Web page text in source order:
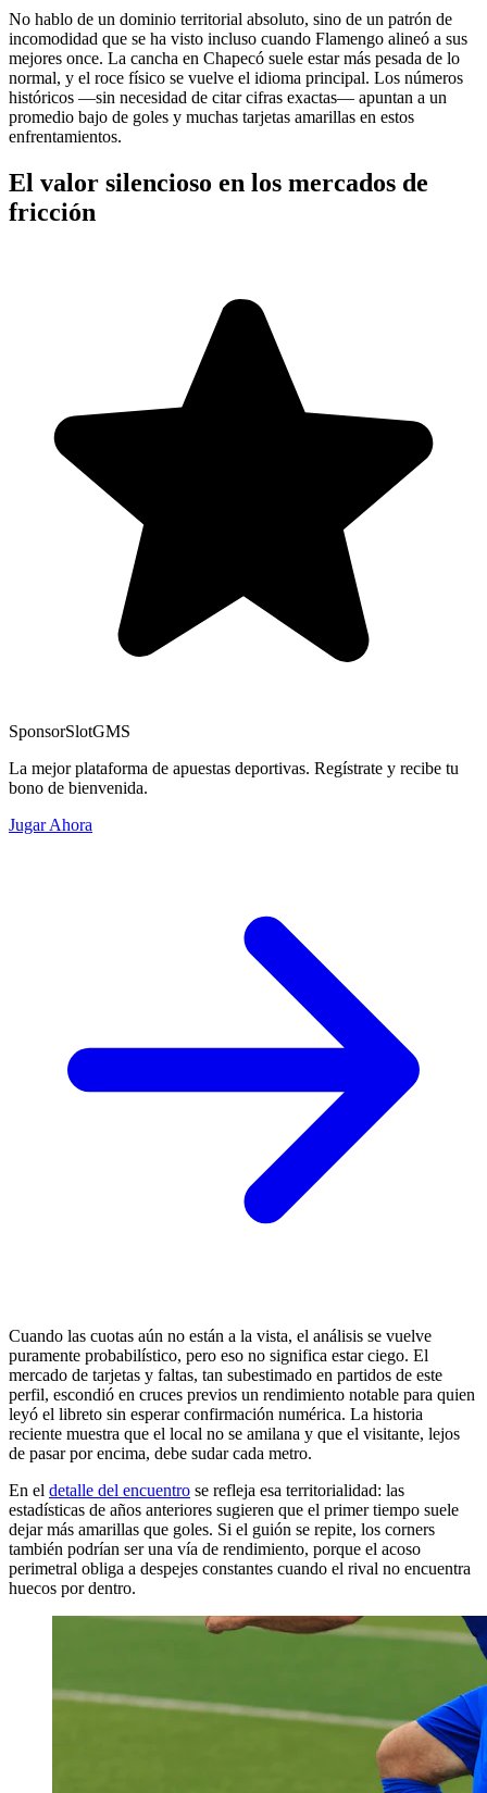
No hablo de un dominio territorial absoluto, sino de un patrón de
incomodidad que se ha visto incluso cuando Flamengo alineó a sus
mejores once. La cancha en Chapecó suele estar más pesada de lo
normal, y el roce físico se vuelve el idioma principal. Los números
históricos —sin necesidad de citar cifras exactas— apuntan a un
promedio bajo de goles y muchas tarjetas amarillas en estos
enfrentamientos.
El valor silencioso en los mercados de
fricción
SponsorSlotGMS
La mejor plataforma de apuestas deportivas. Regístrate y recibe tu
bono de bienvenida.
Jugar Ahora
Cuando las cuotas aún no están a la vista, el análisis se vuelve
puramente probabilístico, pero eso no significa estar ciego. El
mercado de tarjetas y faltas, tan subestimado en partidos de este
perfil, escondió en cruces previos un rendimiento notable para quien
leyó el libreto sin esperar confirmación numérica. La historia
reciente muestra que el local no se amilana y que el visitante, lejos
de pasar por encima, debe sudar cada metro.
En el detalle del encuentro se refleja esa territorialidad: las
estadísticas de años anteriores sugieren que el primer tiempo suele
dejar más amarillas que goles. Si el guión se repite, los corners
también podrían ser una vía de rendimiento, porque el acoso
perimetral obliga a despejes constantes cuando el rival no encuentra
huecos por dentro.